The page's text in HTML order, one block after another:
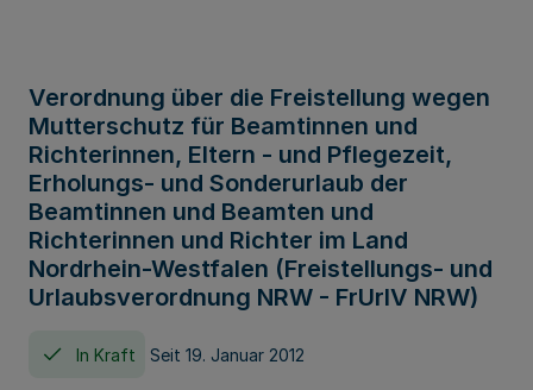
Verordnung über die Freistellung wegen
Mutterschutz für Beamtinnen und
Richterinnen, Eltern - und Pflegezeit,
Erholungs- und Sonderurlaub der
Beamtinnen und Beamten und
Richterinnen und Richter im Land
Nordrhein-Westfalen (Freistellungs- und
Urlaubsverordnung NRW - FrUrlV NRW)
In Kraft Seit 19. Januar 2012